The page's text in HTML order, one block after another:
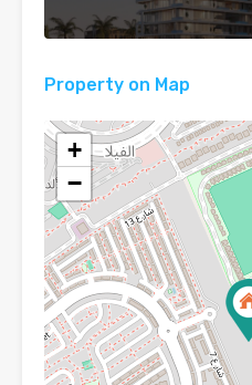
Property on Map
+
−